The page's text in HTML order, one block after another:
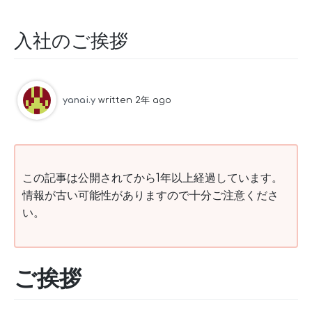
入社のご挨拶
yanai.y written 2年 ago
この記事は公開されてから1年以上経過しています。
情報が古い可能性がありますので十分ご注意くださ
い。
ご挨拶